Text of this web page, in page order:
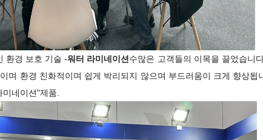
환경 보호 기술 -워터 라미네이션 수많은 고객들의 이목을 끌었습니
며 환경 친화적이며 쉽게 박리되지 않으며 부드러움이 크게 향상
네이션"제품.